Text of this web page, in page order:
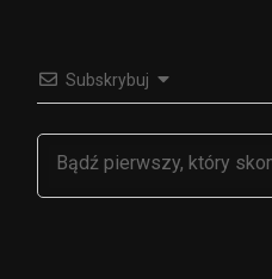
Subskrybuj